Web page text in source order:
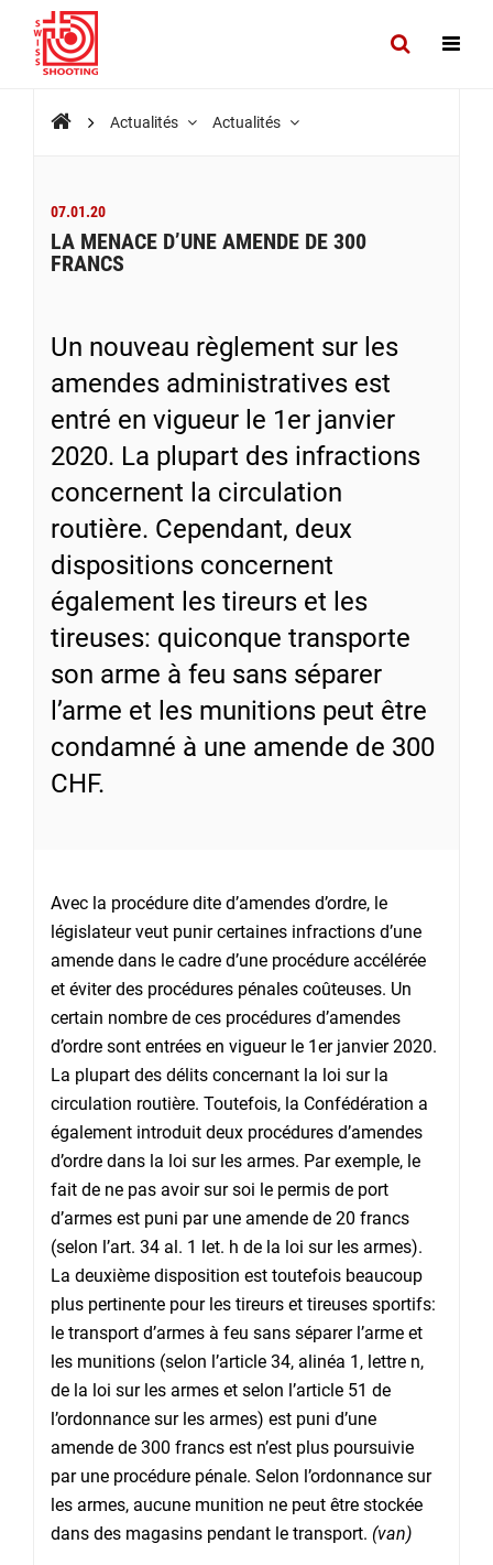
Actualités Actualités
07.01.20
LA MENACE D’UNE AMENDE DE 300
FRANCS
Un nouveau règlement sur les
amendes administratives est
entré en vigueur le 1er janvier
2020. La plupart des infractions
concernent la circulation
routière. Cependant, deux
dispositions concernent
également les tireurs et les
tireuses: quiconque transporte
son arme à feu sans séparer
l’arme et les munitions peut être
condamné à une amende de 300
CHF.
Avec la procédure dite d’amendes d’ordre, le
législateur veut punir certaines infractions d’une
amende dans le cadre d’une procédure accélérée
et éviter des procédures pénales coûteuses. Un
certain nombre de ces procédures d’amendes
d’ordre sont entrées en vigueur le 1er janvier 2020.
La plupart des délits concernant la loi sur la
circulation routière. Toutefois, la Confédération a
également introduit deux procédures d’amendes
d’ordre dans la loi sur les armes. Par exemple, le
fait de ne pas avoir sur soi le permis de port
d’armes est puni par une amende de 20 francs
(selon l’art. 34 al. 1 let. h de la loi sur les armes).
La deuxième disposition est toutefois beaucoup
plus pertinente pour les tireurs et tireuses sportifs:
le transport d’armes à feu sans séparer l’arme et
les munitions (selon l’article 34, alinéa 1, lettre n,
de la loi sur les armes et selon l’article 51 de
l’ordonnance sur les armes) est puni d’une
amende de 300 francs est n’est plus poursuivie
par une procédure pénale. Selon l’ordonnance sur
les armes, aucune munition ne peut être stockée
dans des magasins pendant le transport. (van)